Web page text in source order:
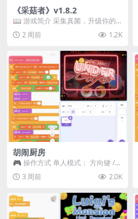
《采菇者》v1.8.2
📖 游戏简介 采集真菌，升级你的
机体，并前往未知领域探索。 这是
一款静谧的探索冒...
2 周前 1.2K
胡闹厨房
🎮 操作方式 单人模式： 方向键 /
WASD —— 移动 Z / K —— 抓...
3 周前 2.0K